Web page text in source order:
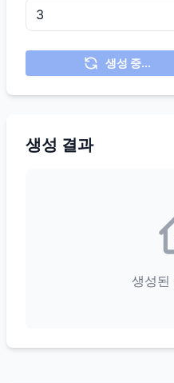
생성 중...
생성 결과
생성된